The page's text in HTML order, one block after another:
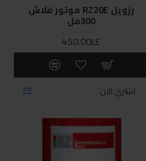
رزويل RZ20E موتور فلاش
300مل
450.00LE
اشتري الان